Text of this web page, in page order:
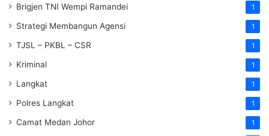
Brigjen TNI Wempi Ramandei 1
Strategi Membangun Agensi 1
TJSL – PKBL – CSR 1
Kriminal 1
Langkat 1
Polres Langkat 1
Camat Medan Johor 1